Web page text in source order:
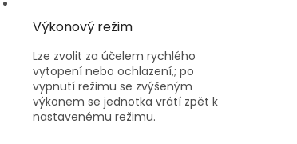
Výkonový režim
Lze zvolit za účelem rychlého
vytopení nebo ochlazení,; po
vypnutí režimu se zvýšeným
výkonem se jednotka vrátí zpět k
nastavenému režimu.